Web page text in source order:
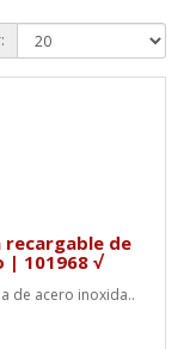
de
| 101968 √
de acero inoxida..